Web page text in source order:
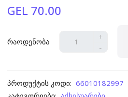
GEL 70.00
რაოდენობა
+
-
პროდუქტის კოდი: 66010182997